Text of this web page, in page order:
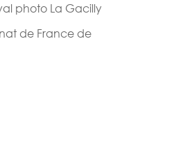
photo La Gacilly
de France de